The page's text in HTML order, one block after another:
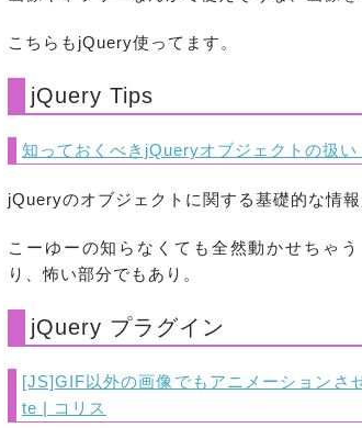
こちらもjQuery使ってます。
jQuery Tips
知っておくべきjQueryオブジェクトの扱
jQueryのオブジェクトに関する基礎的な情報
こーゆーの知らなくても全然動かせちゃ
り、怖い部分でもあり。
jQuery プラグイン
[JS]GIF以外の画像でもアニメーションさ
te | コリス